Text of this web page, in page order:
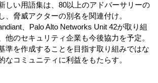
しい用語集は、80以上のアドバーサリーの
、脅威アクターの別名を関連付け。
、Palo Alto Networks Unit 42が取り組
他のセキュリティ企業も今後協力を予定。
準を作成することを目指す取り組みではな
なコミュニティに利益をもたらす。